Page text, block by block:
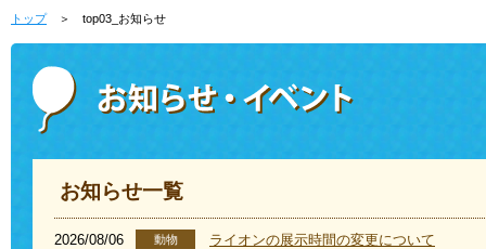
トップ＞ top03_お知らせ
お知らせ一覧
2026/08/06 動物 ライオンの展示時間の変更について